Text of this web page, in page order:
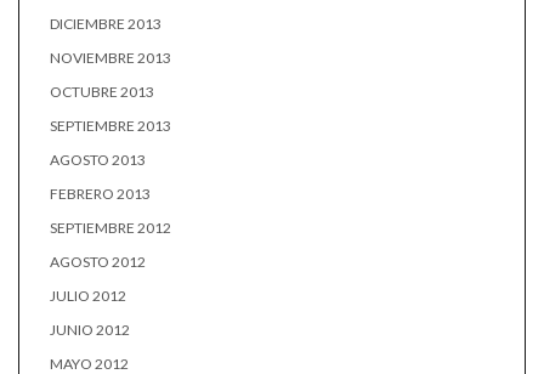
DICIEMBRE 2013
NOVIEMBRE 2013
OCTUBRE 2013
SEPTIEMBRE 2013
AGOSTO 2013
FEBRERO 2013
SEPTIEMBRE 2012
AGOSTO 2012
JULIO 2012
JUNIO 2012
MAYO 2012